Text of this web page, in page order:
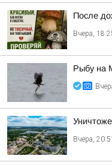
После
Вчера,
Рыбу на
Вчера, 20:51